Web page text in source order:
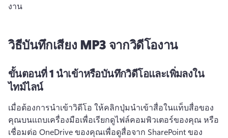
งาน
วิธีบันทึกเสียง MP3 จากวิดีโองาน
ขั้นตอนที่ 1 นําเข้าหรือบันทึกวิดีโอและเพิ่มลงใน
ไทม์ไลน์
เมื่อต้องการนําเข้าวิดีโอ ให้คลิกปุ่มนําเข้าสื่อในแท็บสื่อของ
คุณบนแถบเครื่องมือเพื่อเรียกดูไฟล์คอมพิวเตอร์ของคุณ หรือ
เชื่อมต่อ OneDrive ของคุณเพื่อดูสื่อจาก SharePoint ของ